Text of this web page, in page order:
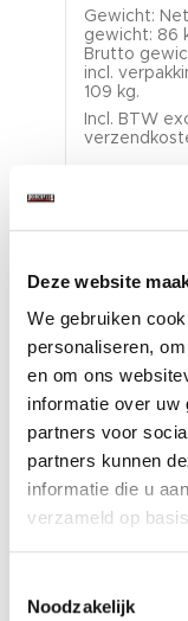
Deze website
We gebruiken
personaliseren,
en om ons
informatie over uw
partners voor
partners kunnen
informatie die u
verzameld op
Noodzakelijk
Gewicht:
gewicht: 86
Brutto
incl.
109 kg.
Incl. BTW
betere